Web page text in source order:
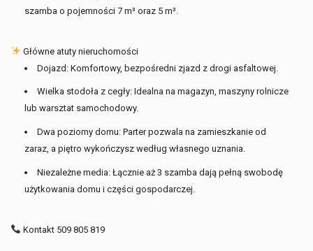
szamba o pojemności 7 m³ oraz 5 m³.
Główne atuty nieruchomości
Dojazd: Komfortowy, bezpośredni zjazd z drogi asfaltowej.
Wielka stodoła z cegły: Idealna na magazyn, maszyny rolnicze
lub warsztat samochodowy.
Dwa poziomy domu: Parter pozwala na zamieszkanie od
zaraz, a piętro wykończysz według własnego uznania.
Niezależne media: Łącznie aż 3 szamba dają pełną swobodę
użytkowania domu i części gospodarczej.
Kontakt 509 805 819